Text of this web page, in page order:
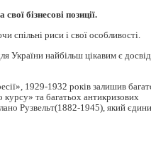
бізнесові позиції.
спільні риси і свої особливості.
України найбільш цікавим є
1929-1932 років залишив
та багатьох антикризових
Рузвельт(1882-1945), який